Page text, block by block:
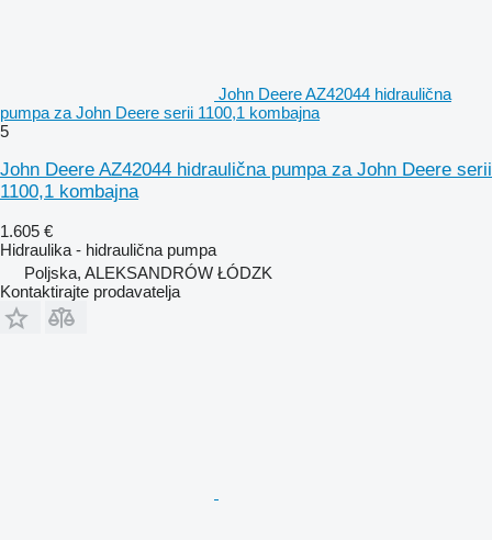
John Deere AZ42044 hidraulična
pumpa za John Deere serii 1100,1 kombajna
5
John Deere AZ42044 hidraulična pumpa za John Deere serii
1100,1 kombajna
1.605 €
Hidraulika - hidraulična pumpa
Poljska, ALEKSANDRÓW ŁÓDZK
Kontaktirajte prodavatelja